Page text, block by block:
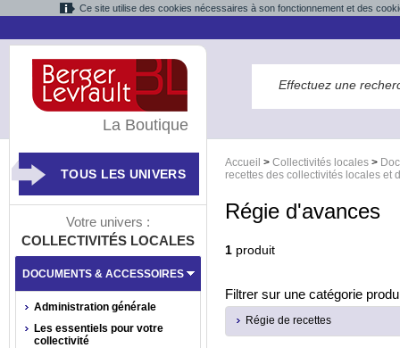
Ce site utilise des cookies nécessaires à son fonctionnement et des
Accueil > Collectivités locales >
recettes des collectivités locales et
Régie d'avances
1 produit
Filtrer sur une catégorie
Régie de recettes
La Boutique
TOUS LES UNIVERS
Votre univers :
COLLECTIVITÉS LOCALES
DOCUMENTS & ACCESSOIRES
Administration générale
Les essentiels pour votre
collectivité